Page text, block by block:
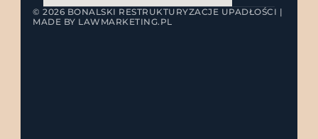
© 2026 BONALSKI RESTRUKTURYZACJE UPADŁOŚCI |
MADE BY LAWMARKETING.PL